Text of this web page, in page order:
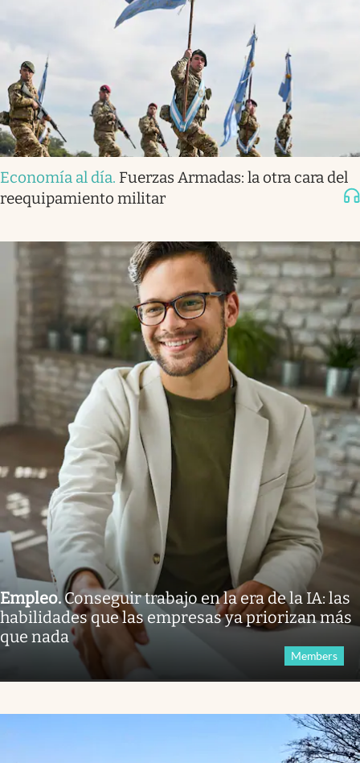
Economía al día. Fuerzas Armadas: la otra cara del
reequipamiento militar
Empleo.Conseguir trabajo en la era de la IA: las
habilidades que las empresas ya priorizan más
que nada
Members